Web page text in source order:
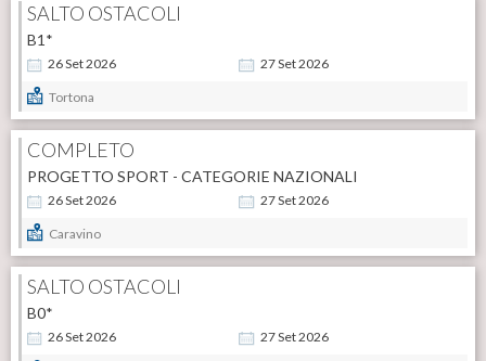
SALTO OSTACOLI
26Set2026 27Set2026
B1*
Tortona
COMPLETO
26Set2026 27Set2026
PROGETTO SPORT - CATEGORIE NAZIONALI
Caravino
SALTO OSTACOLI
26Set2026 27Set2026
B0*